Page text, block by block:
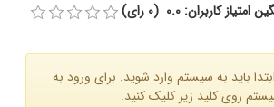
امتیاز کاربران: 0.0 (0 رای)
باید به سیستم وارد شوید. برای ورود به
روی کلید زیر کلیک کنید.